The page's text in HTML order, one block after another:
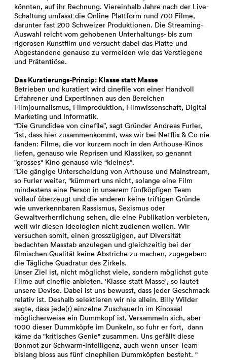
könnten, auf ihr Rechnung. Viereinhalb Jahre nach der Live-
Schaltung umfasst die Online-Plattform rund 700 Filme,
darunter fast 200 Schweizer Produktionen. Die Streaming-
Auswahl reicht vom gehobenen Unterhaltungs- bis zum
rigorosen Kunstfilm und versucht dabei das Platte und
Abgestandene genauso zu vermeiden wie das Verstiegene
und Prätentiöse.
Das Kuratierungs-Prinzip: Klasse statt Masse
Betrieben und kuratiert wird cinefile von einer Handvoll
Erfahrener und ExpertInnen aus den Bereichen
Filmjournalismus, Filmproduktion, Filmwissenschaft, Digital
Marketing und Informatik.
“Die Grundidee von cinefile”, sagt Gründer Andreas Furler,
“ist, dass hier zusammenkommt, was wir bei Netflix & Co nie
fanden: Filme, die vor kurzem noch in den Arthouse-Kinos
liefen, genauso wie Reprisen und Klassiker, so genannt
"grosses" Kino genauso wie “kleines“.
"Die gängige Unterscheidung von Arthouse und Mainstream,
so Furler weiter, "kümmert uns nicht, solange eine Film
mindestens eine Person in unserem fünfköpfigen Team
vollauf überzeugt und die anderen keine triftigen Gründe
wie unverkennbaren Rassismus, Sexismus oder
Gewaltverherrlichung sehen, die eine Publikation verbieten,
weil wir diesen Ideologien nicht zudienen wollen. Wir
versuchen somit, einen grosszügigen, auf Diversität
bedachten Masstab anzulegen und gleichzeitig bei der
filmischen Qualität keine Abstriche zu machen, zugegeben:
die Tägliche Quadratur des Zirkels.
Unser Ziel ist, nicht möglichst viele, sondern möglichst gute
Filme auf cinefile anbieten. 'Klasse statt Masse', so lautet
unsere Devise. Dabei ist uns bewusst, dass jeder Geschmack
relativ ist. Deshalb selektieren wir nie allein. Billy Wilder
sagte, dass jede(r) einzelne ZuschauerIn im Kinosaal
möglicherweise ein Dummkopf ist. Versammeln sich, aber
1000 dieser Dummköpfe im Dunkeln, so fuhr er fort, dann
käme da "kritisches Genie" zusammen. Uns gefällt diese
Bonmot zur Schwarm-Intelligenz, auch wenn unser Team
bislang bloss aus fünf cinephilen Dummköpfen besteht. "